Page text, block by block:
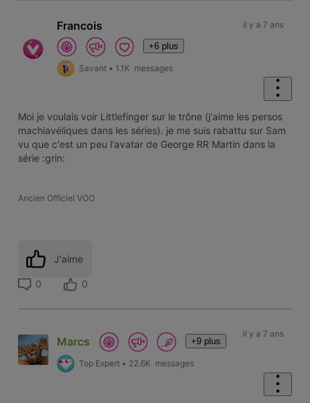
Francois
+6 plus
Savant • 1.1K messages
il y a 7 ans
Moi je voulais voir Littlefinger sur le trône (j'aime les persos
machiavéliques dans les séries). je me suis rabattu sur Sam
vu que c'est un peu l'avatar de George RR Martin dans la
série :grin:
Ancien Officiel VOO
J'aime
0 0
Marcs +9 plus
Top Expert • 22.6K messages
il y a 7 ans